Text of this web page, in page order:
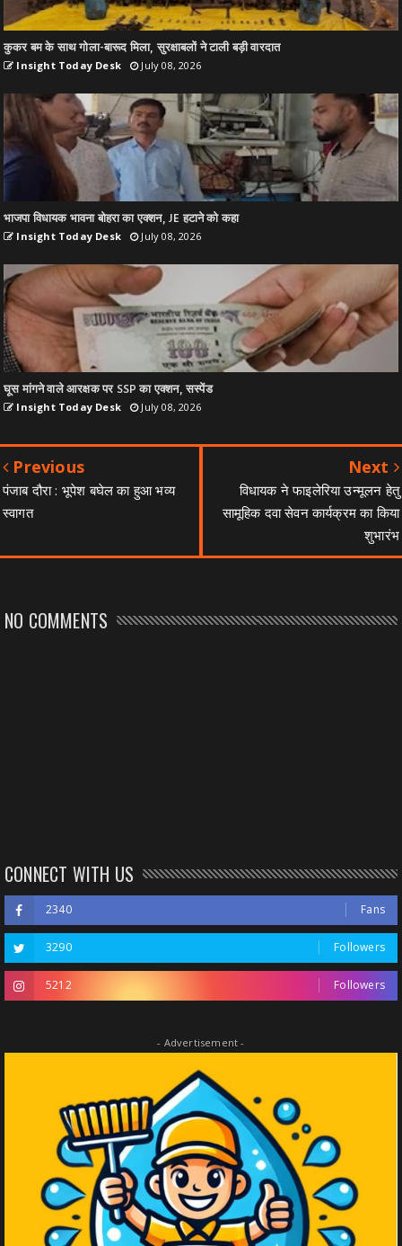
कुकर बम के साथ गोला-बारूद मिला, सुरक्षाबलों ने टाली बड़ी वारदात
Insight Today Desk July 08, 2026
भाजपा विधायक भावना बोहरा का एक्शन, JE हटाने को कहा
Insight Today Desk July 08, 2026
घूस मांगने वाले आरक्षक पर SSP का एक्शन, सस्पेंड
Insight Today Desk July 08, 2026
Previous
पंजाब दौरा : भूपेश बघेल का हुआ भव्य
स्वागत
Next
विधायक ने फाइलेरिया उन्मूलन हेतु
सामूहिक दवा सेवन कार्यक्रम का किया
शुभारंभ
NO COMMENTS
CONNECT WITH US
2340 Fans
3290 Followers
5212 Followers
- Advertisement -